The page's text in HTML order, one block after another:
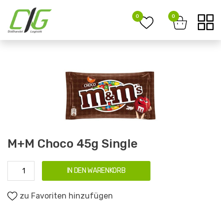
0 0
M+M Choco 45g Single
IN DEN WARENKORB
zu Favoriten hinzufügen